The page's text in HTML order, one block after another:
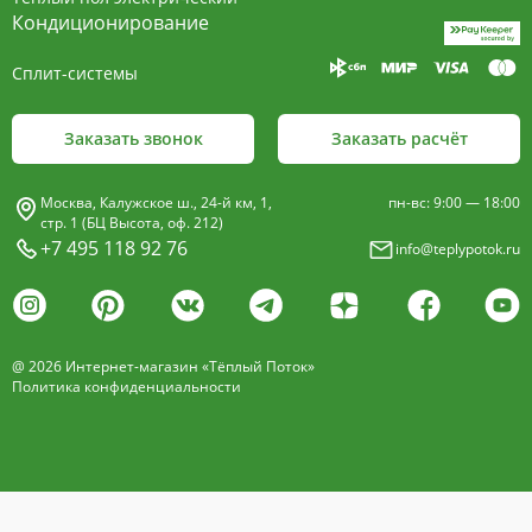
пластины, покрыт износостойким порошковым
покрытием чёрного цвета.
- изготавливается двух типов: рулонная и
анодированный алюминий четырёх цветов -
золото, бронза, чёрный, серебро (без доплат)
дерево – дуб натуральный
нержавеющая сталь
Кондиционирование
Сплит-системы
Заказать звонок Заказать расчёт
Москва, Калужское ш., 24-й км, 1,
стр. 1 (БЦ Высота, оф. 212)
+7 495 118 92 76
пн-вс: 9:00 — 18:00
info@teplypotok.ru
@ 2026 Интернет-магазин «Тёплый Поток»
Политика конфиденциальности